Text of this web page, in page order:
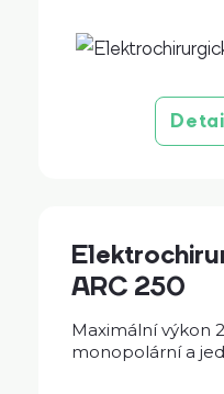
ARC 250
Maximální výkon
monopolární a